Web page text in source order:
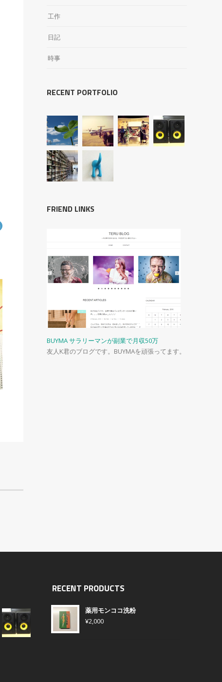
工作
日記
時事
RECENT PORTFOLIO
FRIEND LINKS
BUYMA サラリーマンが副業で月収50万
友人K君のブログです。BUYMAを頑張ってます。
RECENT PRODUCTS
薬用モンココ洗粉
¥2,000